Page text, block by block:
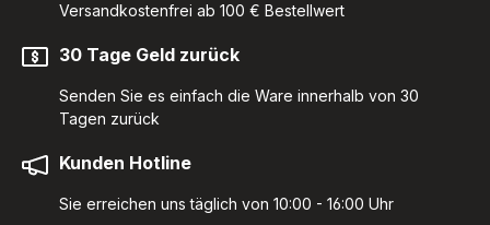
Versandkostenfrei ab 100 € Bestellwert
30 Tage Geld zurück
Senden Sie es einfach die Ware innerhalb von 30
Tagen zurück
Kunden Hotline
Sie erreichen uns täglich von 10:00 - 16:00 Uhr